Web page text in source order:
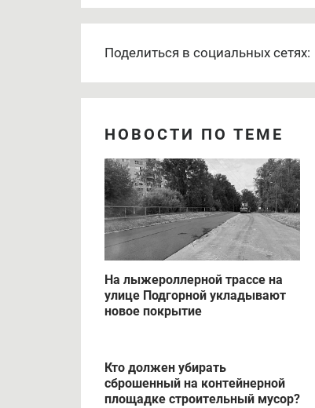
Поделиться в социальных сетях:
НОВОСТИ ПО ТЕМЕ
На лыжероллерной трассе на
улице Подгорной укладывают
новое покрытие
Кто должен убирать
сброшенный на контейнерной
площадке строительный мусор?